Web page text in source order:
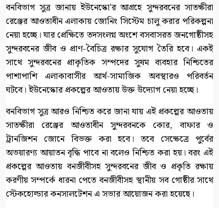
বনবিভাগ সুত্র জানায় ইউনেস্কো’র আগ্রহে সুন্দরবনের সাতক্ষীরা
রেঞ্জের আওতাধীন এলাকায় জোনিং সিস্টেম চালু করার পরিকল্পনা
নেয়া হচ্ছে। যার প্রেক্ষিতে তদসংলগ্ন অংশে বসবাসরত জনগোষ্ঠীসহ
সুন্দরবনের জীব ও প্রাণ-বৈচিত্র রক্ষার সুযোগ তৈরি হবে। একই
সাথে সুন্দরবনের প্রাকৃতিক সম্পদের সুষম ব্যবহার নিশ্চিতের
পাশাপাশি এলাকাবাসীর আর্থ-সামাজিক অবস্থারও পরিবর্তন
ঘটবে। ইউনেস্কোর প্রকল্পের আওতায় উক্ত উদ্যোগ নেয়া হচ্ছে।
বনবিভাগ সুত্র আরও নিশ্চিত করে জানা যায় এই প্রকল্পের আওতায়
সাতক্ষীরা রেঞ্জের আওতাধীন সুন্দরবনকে কোর, বাফার ও
ট্রানজিশন জোনে বিভক্ত করা হবে। তবে সেক্ষেত্রে পুর্বের
অভয়ারণ্য আয়াতন বৃদ্ধি পাবে না বলেও নিশ্চিত করা হয়। বরং এই
প্রকল্পের আওতায় বনজীবীসহ সুন্দরবনের জীব ও প্রকৃতি রক্ষায়
করণীয় সম্পর্কে ধারনা পেতে বনজীবীসহ স্থানীয় সব গোষ্ঠীর সাথে
স্টেকহোল্ডার কনসালটেশন এ সভার আয়োজন করা হয়েছে।